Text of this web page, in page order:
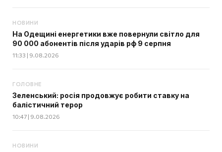
НОВИНИ
На Одещині енергетики вже повернули світло для
90 000 абонентів після ударів рф 9 серпня
11:33 | 9.08.2026
ГОЛОВНЕ
Зеленський: росія продовжує робити ставку на
балістичний терор
10:47 | 9.08.2026
НОВИНИ